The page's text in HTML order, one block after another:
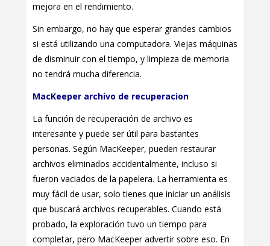
mejora en el rendimiento.
Sin embargo, no hay que esperar grandes cambios
si está utilizando una computadora. Viejas máquinas
de disminuir con el tiempo, y limpieza de memoria
no tendrá mucha diferencia.
MacKeeper archivo de recuperacion
La función de recuperación de archivo es
interesante y puede ser útil para bastantes
personas. Según MacKeeper, pueden restaurar
archivos eliminados accidentalmente, incluso si
fueron vaciados de la papelera. La herramienta es
muy fácil de usar, solo tienes que iniciar un análisis
que buscará archivos recuperables. Cuando está
probado, la exploración tuvo un tiempo para
completar, pero MacKeeper advertir sobre eso. En